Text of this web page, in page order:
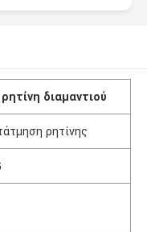
διαμαντιού
ρητίνης